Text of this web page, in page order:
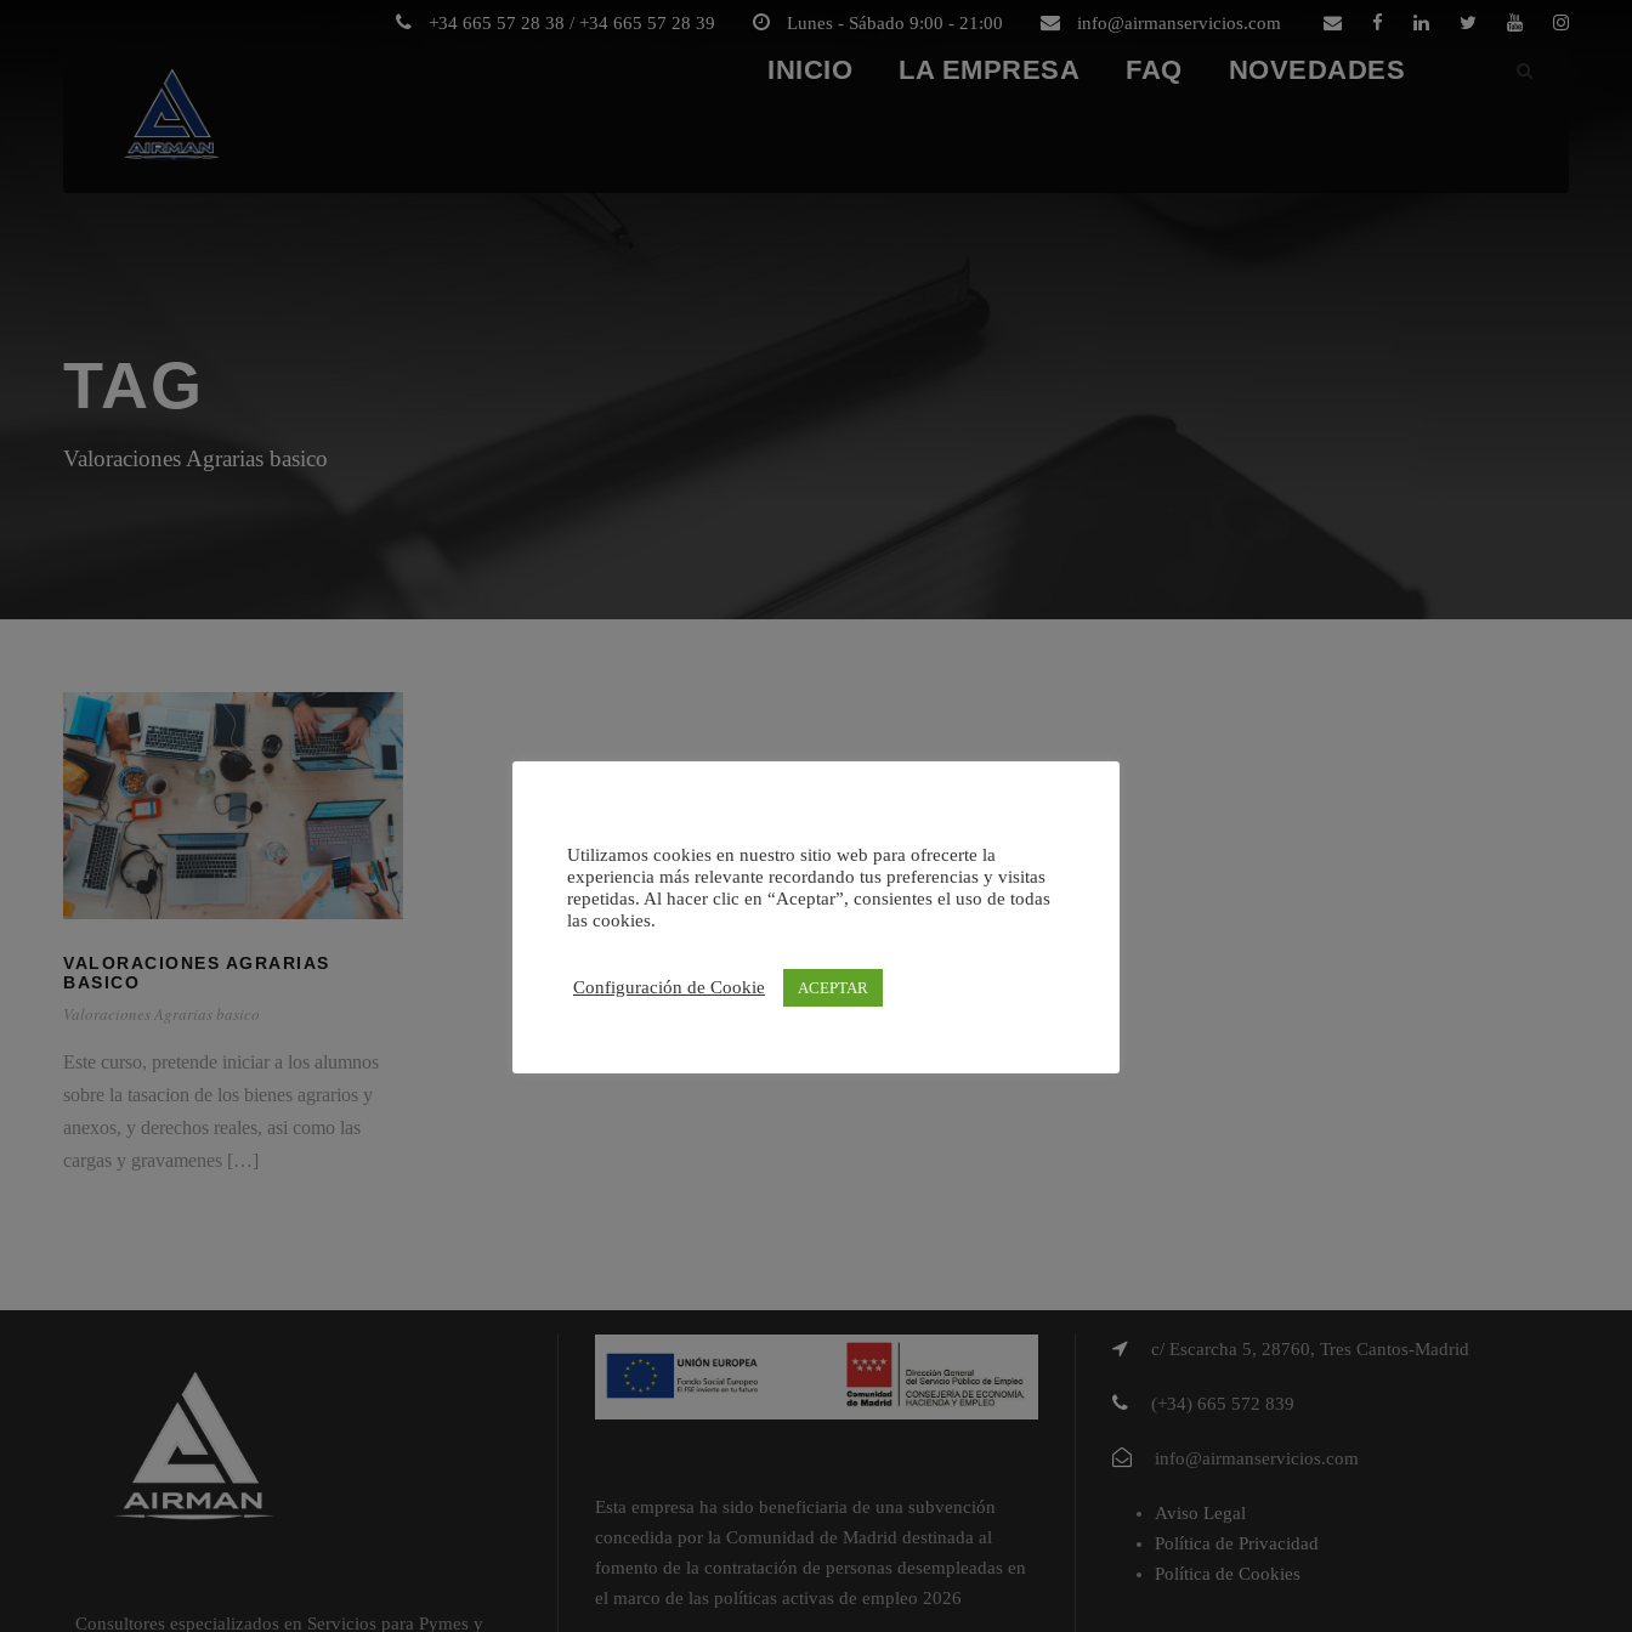
+34 665 57 28 38 / +34 665 57 28 39 Lunes - Sábado 9:00 - 21:00 info@airmanservicios.com
INICIO LA EMPRESA FAQ NOVEDADES
TAG
Valoraciones Agrarias basico
VALORACIONES AGRARIAS
BASICO
Valoraciones Agrarias basico
Este curso, pretende iniciar a los alumnos
sobre la tasacion de los bienes agrarios y
anexos, y derechos reales, asi como las
cargas y gravamenes […]
Consultores especializados en Servicios para Pymes y
Esta empresa ha sido beneficiaria de una subvención
concedida por la Comunidad de Madrid destinada al
fomento de la contratación de personas desempleadas en
el marco de las políticas activas de empleo 2026
c/ Escarcha 5, 28760, Tres Cantos-Madrid
(+34) 665 572 839
info@airmanservicios.com
Aviso Legal
Política de Privacidad
Política de Cookies
Utilizamos cookies en nuestro sitio web para ofrecerte la
experiencia más relevante recordando tus preferencias y visitas
repetidas. Al hacer clic en “Aceptar”, consientes el uso de todas
las cookies.
Configuración de Cookie ACEPTAR